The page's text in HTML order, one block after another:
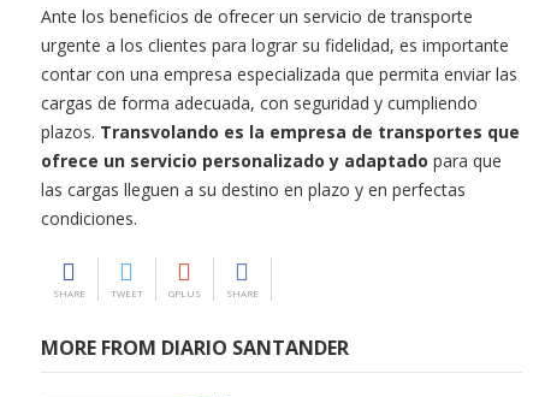
Ante los beneficios de ofrecer un servicio de transporte
urgente a los clientes para lograr su fidelidad, es importante
contar con una empresa especializada que permita enviar las
cargas de forma adecuada, con seguridad y cumpliendo
plazos. Transvolando es la empresa de transportes que
ofrece un servicio personalizado y adaptado para que
las cargas lleguen a su destino en plazo y en perfectas
condiciones.
SHARE TWEET GPLUS SHARE
MORE FROM DIARIO SANTANDER